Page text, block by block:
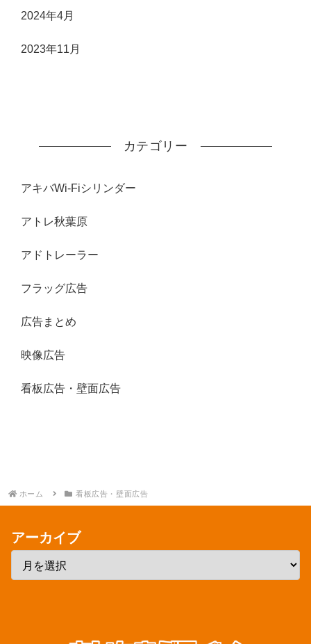
2024年4月
2023年11月
カテゴリー
アキバWi-Fiシリンダー
アトレ秋葉原
アドトレーラー
フラッグ広告
広告まとめ
映像広告
看板広告・壁面広告
ホーム 看板広告・壁面広告
アーカイブ